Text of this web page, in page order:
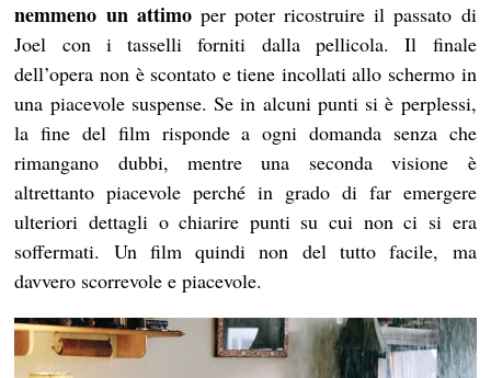
nemmeno un attimoper poter ricostruire il passato di
Joel con i tasselli forniti dalla pellicola. Il finale
dell’opera non è scontato e tiene incollati allo schermo in
una piacevole suspense. Se in alcuni punti si è perplessi,
la fine del film risponde a ogni domanda senza che
rimangano dubbi, mentre una seconda visione è
altrettanto piacevole perché in grado di far emergere
ulteriori dettagli o chiarire punti su cui non ci si era
soffermati. Un film quindi non del tutto facile, ma
davvero scorrevole e piacevole.